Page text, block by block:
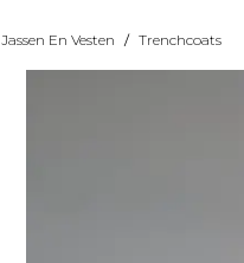
Jassen En Vesten / Trenchcoats